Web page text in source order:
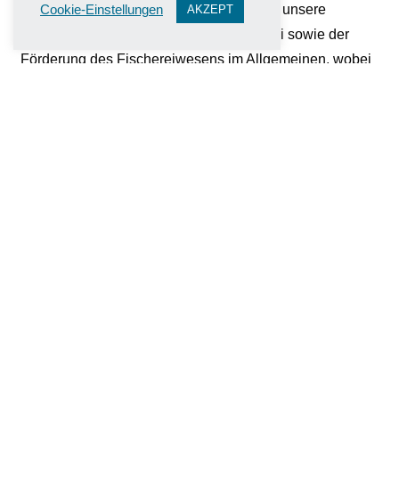
Gewässerlebensräume baut. Wir beraten unsere
Mitglieder in allen Belangen der Fischerei sowie der
Förderung des Fischereiwesens im Allgemeinen, wobei
Cookie-Einstellungen AKZEPT